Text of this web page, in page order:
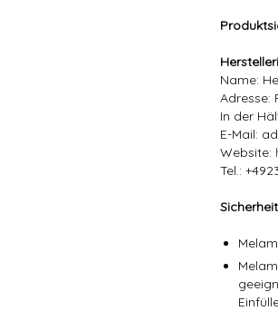
Name:
Adresse:
In der
E-Mail:
Website:
Tel.: